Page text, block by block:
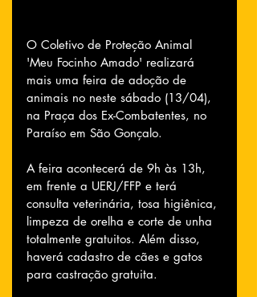
O Coletivo de Proteção Animal
'Meu Focinho Amado' realizará
mais uma feira de adoção de
animais no neste sábado (13/04),
na Praça dos Ex-Combatentes, no
Paraíso em São Gonçalo.
A feira acontecerá de 9h às 13h,
em frente a UERJ/FFP e terá
consulta veterinária, tosa higiênica,
limpeza de orelha e corte de unha
totalmente gratuitos. Além disso,
haverá cadastro de cães e gatos
para castração gratuita.